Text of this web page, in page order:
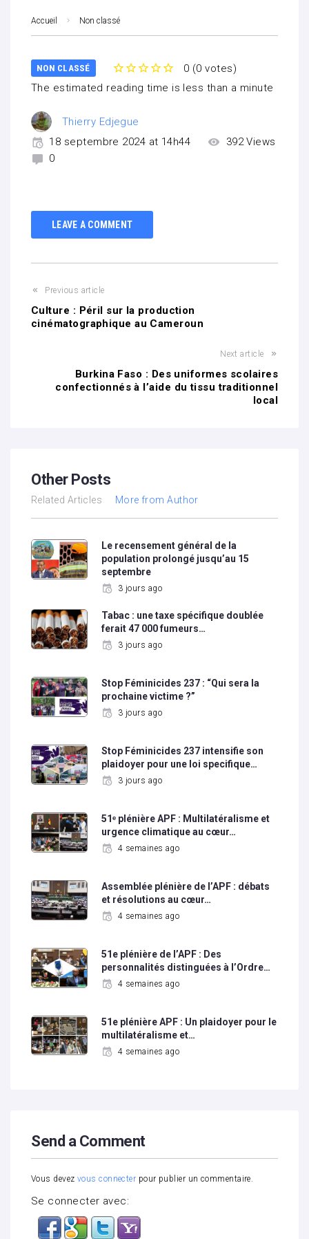
Accueil Non classé
NON CLASSÉ
2
0 (0 votes)
The estimated reading time is less than a minute
Thierry Edjegue
18 septembre 2024 at 14h44
392 Views
0
LEAVE A COMMENT
Previous article
Culture : Péril sur la production
cinématographique au Cameroun
Next article
Burkina Faso : Des uniformes scolaires
confectionnés à l’aide du tissu traditionnel
local
Other Posts
Related Articles More from Author
Le recensement général de la
population prolongé jusqu’au 15
septembre
3 jours ago
Tabac : une taxe spécifique doublée
ferait 47 000 fumeurs…
3 jours ago
Stop Féminicides 237 : “Qui sera la
prochaine victime ?”
3 jours ago
Stop Féminicides 237 intensifie son
plaidoyer pour une loi specifique…
3 jours ago
51ᵉ plénière APF : Multilatéralisme et
urgence climatique au cœur…
4 semaines ago
Assemblée plénière de l’APF : débats
et résolutions au cœur…
4 semaines ago
51e plénière de l’APF : Des
personnalités distinguées à l’Ordre…
4 semaines ago
51e plénière APF : Un plaidoyer pour le
multilatéralisme et…
4 semaines ago
Send a Comment
Vous devez vous connecter pour publier un commentaire.
Se connecter avec: